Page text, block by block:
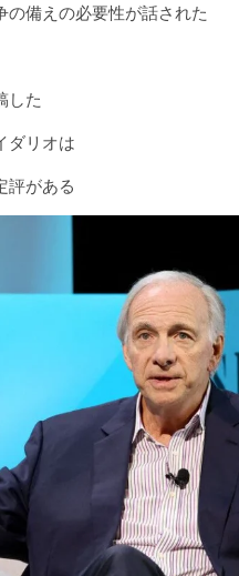
の備えの必要性が話された
した
ダリオは
評がある